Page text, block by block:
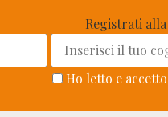
Registrati
Ho letto e